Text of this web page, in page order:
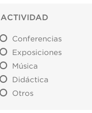
ACTIVIDAD
Conferencias
Exposiciones
Música
Didáctica
Otros